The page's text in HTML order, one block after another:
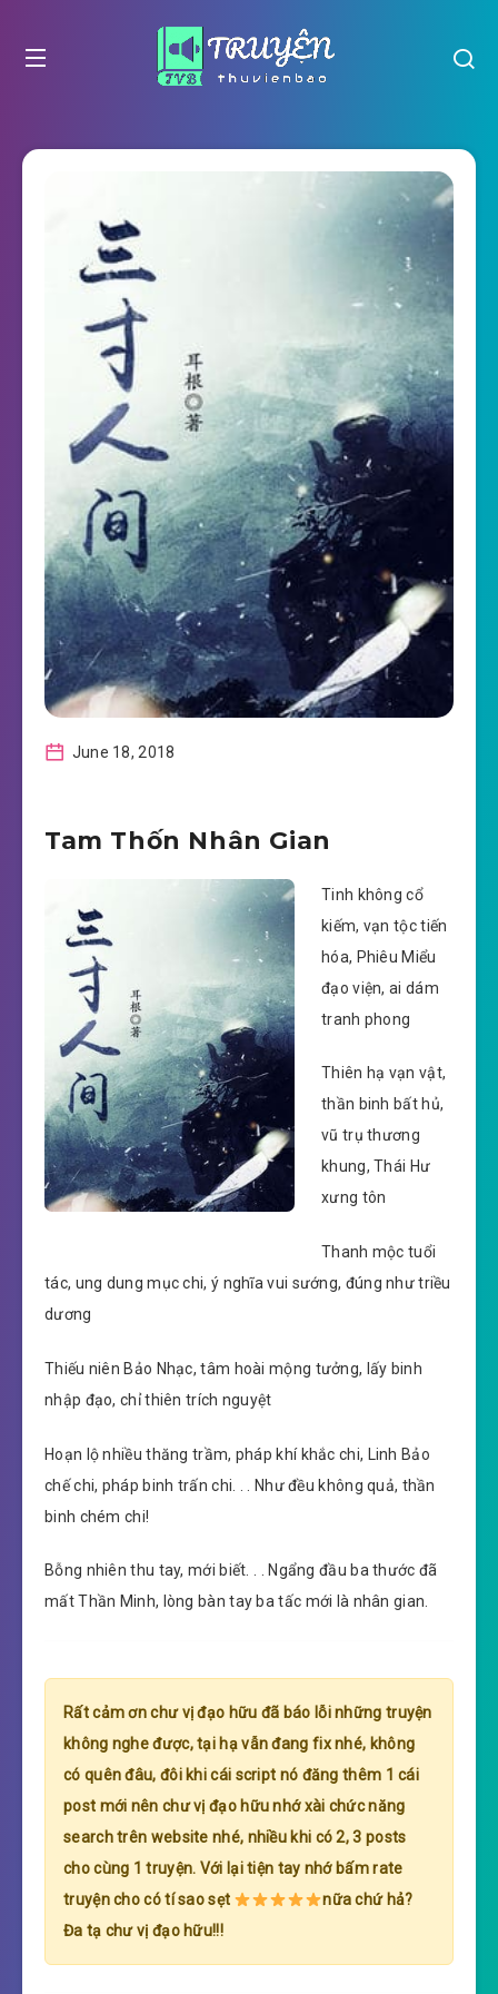
June 18, 2018
Tam Thốn Nhân Gian
Tinh không cổ
kiếm, vạn tộc tiến
hóa, Phiêu Miểu
đạo viện, ai dám
tranh phong
Thiên hạ vạn vật,
thần binh bất hủ,
vũ trụ thương
khung, Thái Hư
xưng tôn
Thanh mộc tuổi
tác, ung dung mục chi, ý nghĩa vui sướng, đúng như triều
dương
Thiếu niên Bảo Nhạc, tâm hoài mộng tưởng, lấy binh
nhập đạo, chỉ thiên trích nguyệt
Hoạn lộ nhiều thăng trầm, pháp khí khắc chi, Linh Bảo
chế chi, pháp binh trấn chi. . . Như đều không quả, thần
binh chém chi!
Bỗng nhiên thu tay, mới biết. . . Ngẩng đầu ba thước đã
mất Thần Minh, lòng bàn tay ba tấc mới là nhân gian.
Rất cảm ơn chư vị đạo hữu đã báo lỗi những truyện
không nghe được, tại hạ vẫn đang fix nhé, không
có quên đâu, đôi khi cái script nó đăng thêm 1 cái
post mới nên chư vị đạo hữu nhớ xài chức năng
search trên website nhé, nhiều khi có 2, 3 posts
cho cùng 1 truyện. Với lại tiện tay nhớ bấm rate
truyện cho có tí sao sẹt
nữa chứ hả?
Đa tạ chư vị đạo hữu!!!